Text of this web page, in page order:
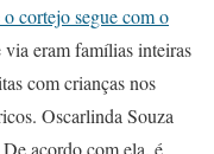
cortejo segue com o
via eram famílias inteiras
com crianças nos
Oscarlinda Souza
acordo com ela, é